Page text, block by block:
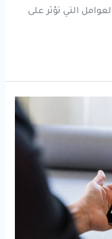
التي تؤثر على